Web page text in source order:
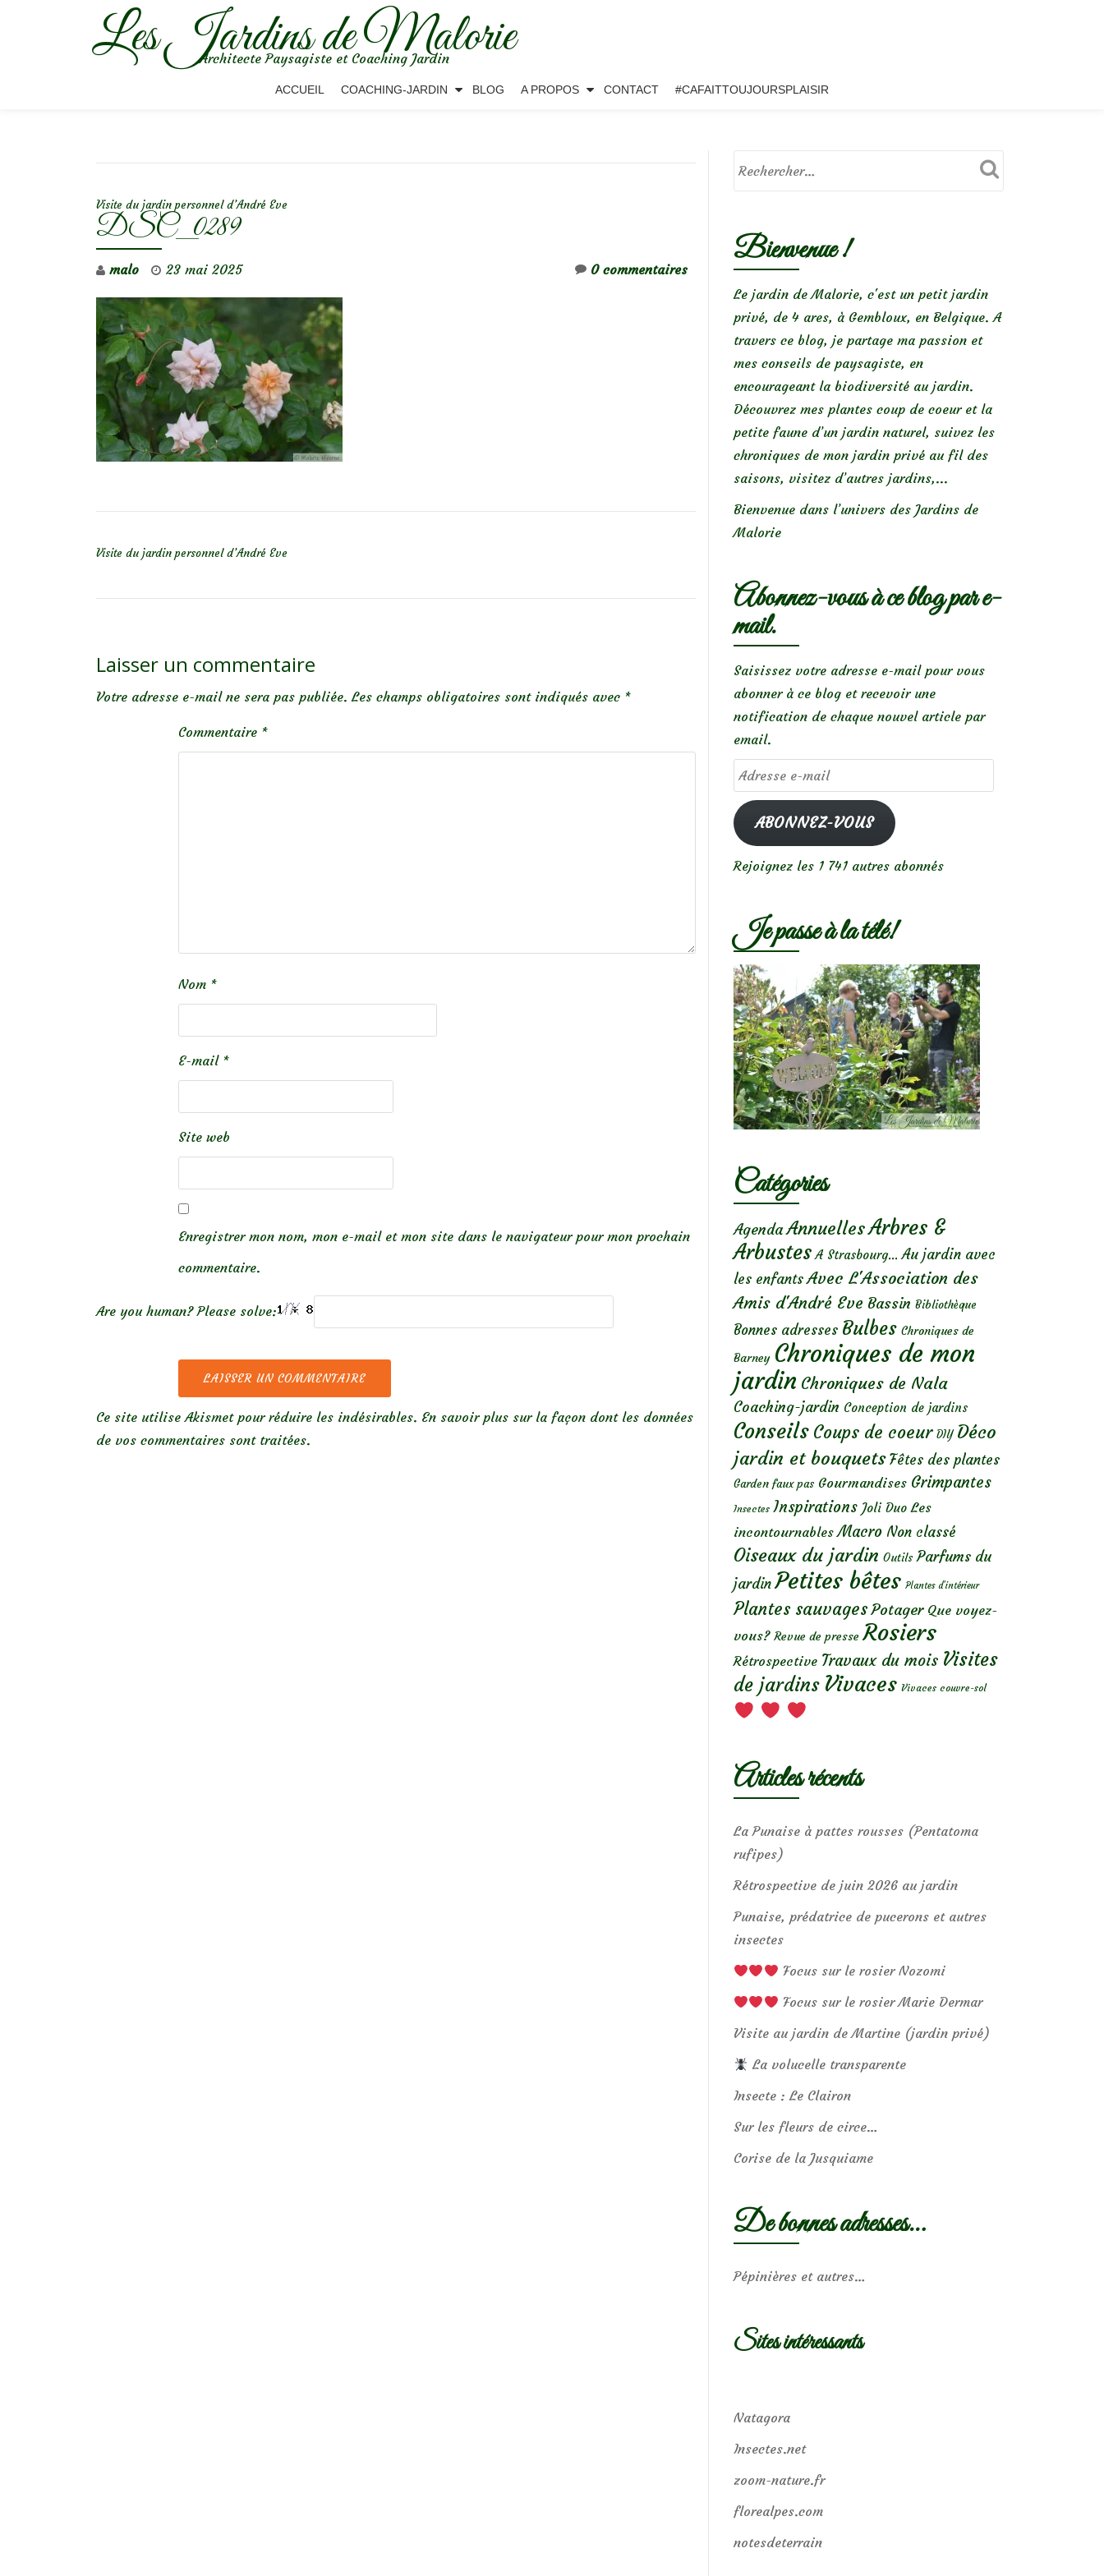
Les Jardins de Malorie
Architecte Paysagiste et Coaching Jardin
ACCUEIL COACHING-JARDIN BLOG A PROPOS CONTACT #CAFAITTOUJOURSPLAISIR
Visite du jardin personnel d’André Eve
DSC_0289
malo 23 mai 2025 0 commentaires
Visite du jardin personnel d’André Eve
Laisser un commentaire
Votre adresse e-mail ne sera pas publiée. Les champs obligatoires sont indiqués avec *
Commentaire *
Nom *
E-mail *
Site web
Enregistrer mon nom, mon e-mail et mon site dans le navigateur pour mon prochain
commentaire.
Are you human? Please solve:
Ce site utilise Akismet pour réduire les indésirables. En savoir plus sur la façon dont les données
de vos commentaires sont traitées.
Bienvenue !
Le jardin de Malorie, c'est un petit jardin
privé, de 4 ares, à Gembloux, en Belgique. A
travers ce blog, je partage ma passion et
mes conseils de paysagiste, en
encourageant la biodiversité au jardin.
Découvrez mes plantes coup de coeur et la
petite faune d’un jardin naturel, suivez les
chroniques de mon jardin privé au fil des
saisons, visitez d’autres jardins,...
Bienvenue dans l’univers des Jardins de
Malorie
Abonnez-vous à ce blog par e-
mail.
Saisissez votre adresse e-mail pour vous
abonner à ce blog et recevoir une
notification de chaque nouvel article par
email.
Adresse
e-
mailABONNEZ-VOUS
Rejoignez les 1 741 autres abonnés
Je passe à la télé!
Catégories
Agenda AnnuellesArbres &
Arbustes A Strasbourg... Au jardin avec
les enfants Avec L'Association des
Amis d'André Eve Bassin Bibliothèque
Bonnes adresses Bulbes Chroniques de
Barney Chroniques de mon
jardin Chroniques de Nala
Coaching-jardin Conception de jardins
Conseils Coups de coeur DIY Déco
jardin et bouquets Fêtes des plantes
Garden faux pas Gourmandises Grimpantes
Insectes Inspirations Joli Duo Les
incontournables Macro Non classé
Oiseaux du jardin Outils Parfums du
jardin Petites bêtes Plantes d’intérieur
Plantes sauvages Potager Que voyez-
vous? Revue de presse Rosiers
Rétrospective Travaux du mois Visites
de jardins Vivaces Vivaces couvre-sol
Articles récents
La Punaise à pattes rousses (Pentatoma
rufipes)
Rétrospective de juin 2026 au jardin
Punaise, prédatrice de pucerons et autres
insectes
Focus sur le rosier Nozomi
Focus sur le rosier Marie Dermar
Visite au jardin de Martine (jardin privé)
La volucelle transparente
Insecte : Le Clairon
Sur les fleurs de circe…
Corise de la Jusquiame
De bonnes adresses…
Pépinières et autres…
Sites intéressants
Natagora
Insectes.net
zoom-nature.fr
florealpes.com
notesdeterrain